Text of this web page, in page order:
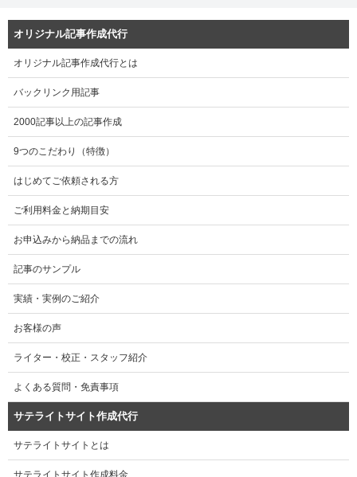
オリジナル記事作成代行
オリジナル記事作成代行とは
バックリンク用記事
2000記事以上の記事作成
9つのこだわり（特徴）
はじめてご依頼される方
ご利用料金と納期目安
お申込みから納品までの流れ
記事のサンプル
実績・実例のご紹介
お客様の声
ライター・校正・スタッフ紹介
よくある質問・免責事項
サテライトサイト作成代行
サテライトサイトとは
サテライトサイト作成料金